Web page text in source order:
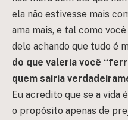
ela não estivesse mais
ama mais, e tal como
dele achando que tudo é
do que valeria você
quem sairia
Eu acredito que se a vida
o propósito apenas de